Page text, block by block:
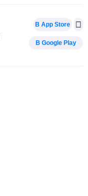
В App Store
В Google Play